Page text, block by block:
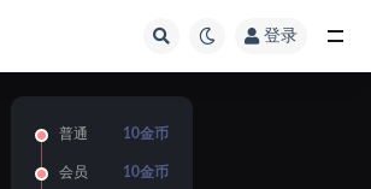
登录
普通 10金币
会员 10金币